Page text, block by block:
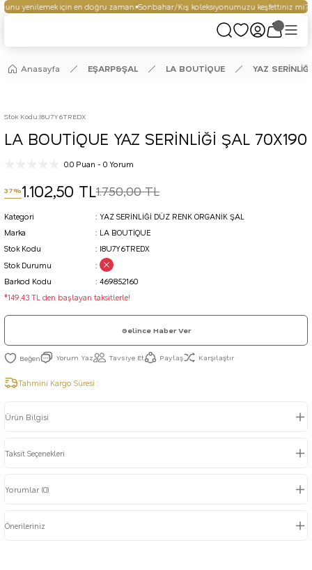
yenilemek için en doğru zaman. Sonbahar/Kış koleksiyonumuzu keşfettiniz mi?
Anasayfa EŞARP&ŞAL LA BOUTİQUE YAZ
Stok Kodu:I8U7Y6TREDX
LA BOUTİQUE YAZ SERİNLİĞİ ŞAL 70X190
0.0 Puan - 0 Yorum
37%1.102,50 TL1.750,00 TL
Kategori
YAZ SERİNLİĞİ DÜZ RENK ORGANİK ŞAL
Marka
LA BOUTİQUE
Stok Kodu
I8U7Y6TREDX
Stok Durumu
Barkod Kodu
469852160
*149,43 TL den başlayan taksitlerle!
Gelince Haber Ver
Yorum Yaz Tavsiye Et Paylaş Karşılaştır
Tahmini Kargo Süresi :
Ürün Bilgisi
Taksit Seçenekleri
Yorumlar (0)
Önerileriniz